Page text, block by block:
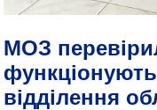
МОЗ
функціонують
відділення